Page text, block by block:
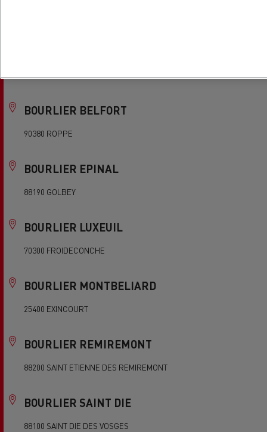
BOURLIER BELFORT
90380 ROPPE
BOURLIER EPINAL
88190 GOLBEY
BOURLIER LUXEUIL
70300 FROIDECONCHE
BOURLIER MONTBELIARD
25400 EXINCOURT
BOURLIER REMIREMONT
88200 SAINT ETIENNE DES REMIREMONT
BOURLIER SAINT DIE
88100 SAINT DIE DES VOSGES